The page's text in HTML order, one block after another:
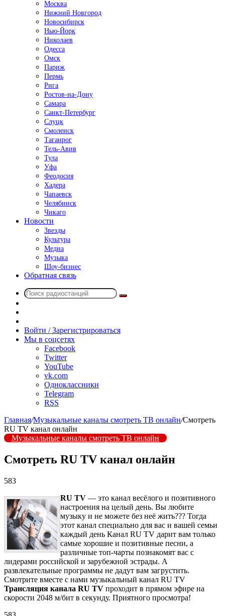
Москва
Нижний Новгород
Новосибирск
Нью-Йорк
Николаев
Одесса
Омск
Париж
Пермь
Рига
Ростов-на-Дону
Самара
Санкт-Петербург
Слуцк
Смоленск
Таганрог
Тель-Авив
Тула
Уфа
Феодосия
Хадера
Чапаевск
Челябинск
Чикаго
Новости
Звезды
Культура
Медиа
Музыка
Шоу-бизнес
Обратная связь
Поиск
радио
Войти / Зарегистрироваться
Мы в соцсетях
Facebook
Twitter
YouTube
vk.com
Одноклассники
Telegram
RSS
Главная/Музыкальные каналы смотреть ТВ онлайн/Смотреть
RU TV канал онлайн
Музыкальные каналы смотреть ТВ онлайн
Смотреть RU TV канал онлайн
583
RU TV — это канал весёлого и позитивного
настроения на целый день. Вы любите
музыку и не можете без неё жить??? Тогда
этот канал специально для вас и вашей семьи
каждый день Канал RU TV дарит вам только
самые хорошие и позитивные песни, а
различные топ-чарты познакомят вас с
лидерами российской и зарубежной эстрады. А
развлекательные программы не дадут вам загрустить.
Смотрите вместе с нами музыкальный канал RU TV
Трансляция канала RU TV проходит в прямом эфире на
скорости 2048 м/бит в секунду. Приятного просмотра!